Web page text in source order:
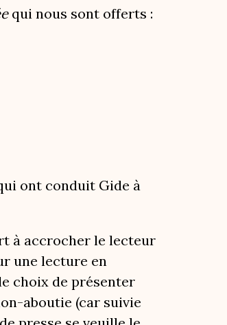
qui nous sont offerts :
ont conduit Gide à
à accrocher le lecteur
une lecture en
choix de présenter
aboutie (car suivie